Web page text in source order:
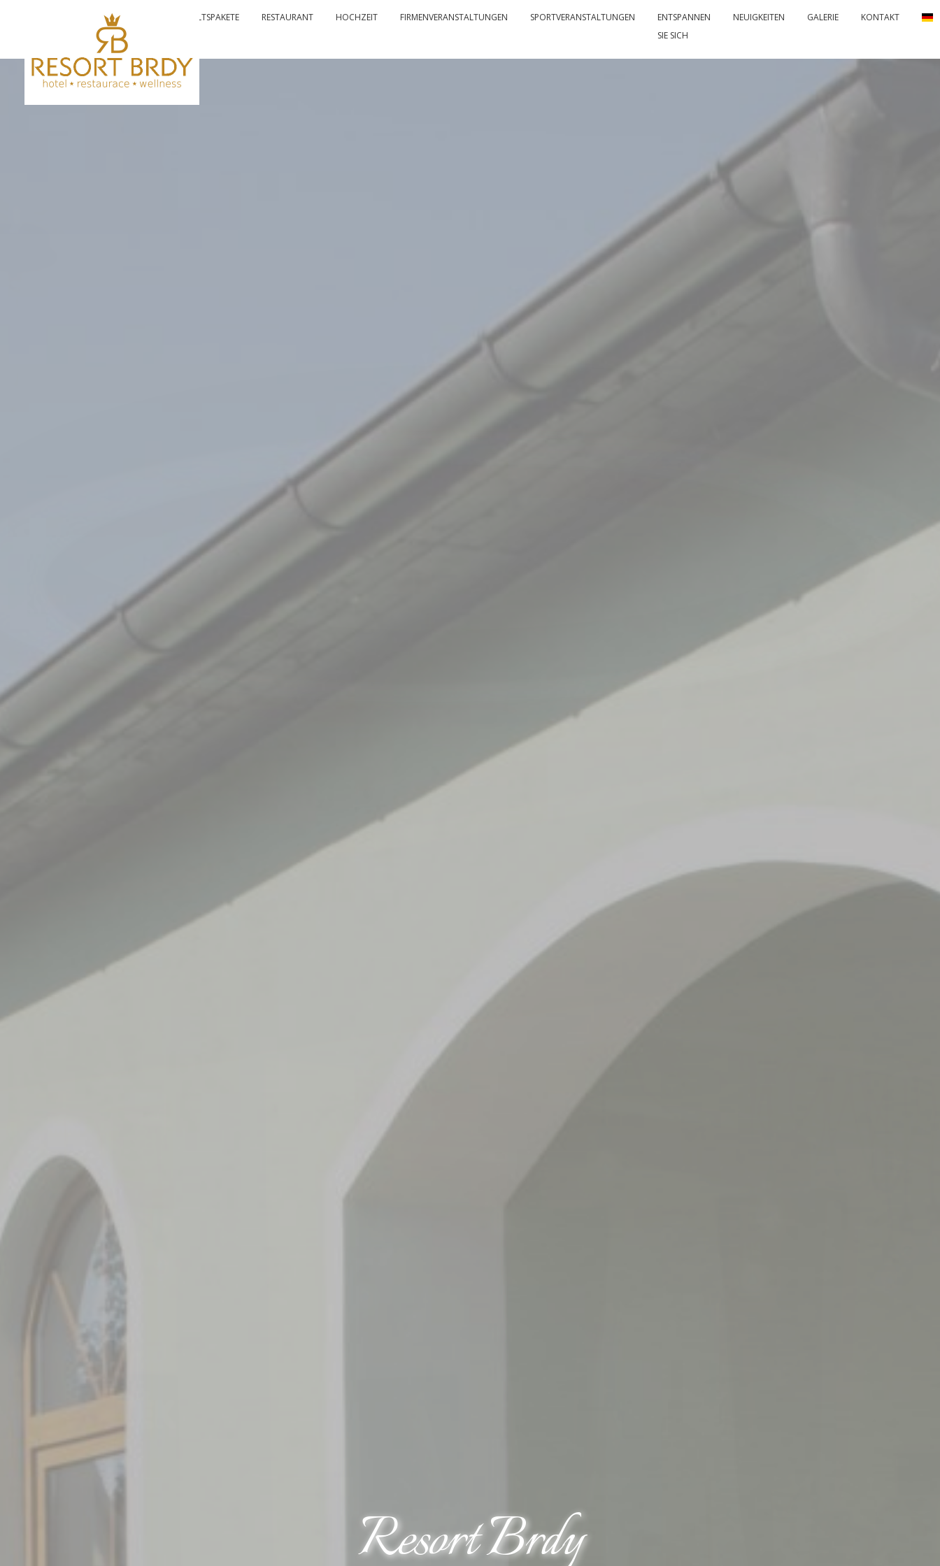
HOTEL AUFENTHALTSPAKETE RESTAURANT HOCHZEIT FIRMENVERANSTALTUNGEN SPORTVERANSTALTUNGEN
ENTSPANNEN
SIE SICH
NEUIGKEITEN GALERIE KONTAKT
Resort Brdy